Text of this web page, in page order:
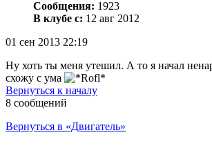
Сообщения: 1923
В клубе с: 12 авг 2012
01 сен 2013 22:19
Ну хоть ты меня утешил. А то я начал
схожу с ума
Вернуться к началу
8 сообщений
Вернуться в «Двигатель»